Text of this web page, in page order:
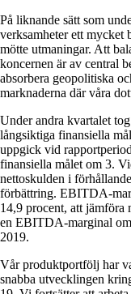
På liknande sätt som
verksamheter ett mycket
mötte utmaningar. Att
koncernen är av central
absorbera geopolitiska
marknaderna där våra
Under andra kvartalet
långsiktiga finansiella
uppgick vid
finansiella målet om 3.
nettoskulden i
förbättring. EBITDA-
14,9 procent, att jämföra
en EBITDA-marginal
2019.
Vår produktportfölj har
snabba utvecklingen